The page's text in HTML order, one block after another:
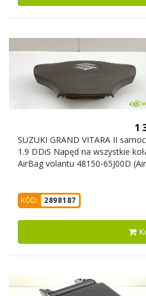
1
SUZUKI GRAND VITARA II
1.9 DDiS Napęd na wszystkie
AirBag volantu 48150-65J00D
KÓD: 2898187